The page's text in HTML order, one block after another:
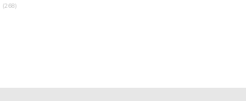
(268)